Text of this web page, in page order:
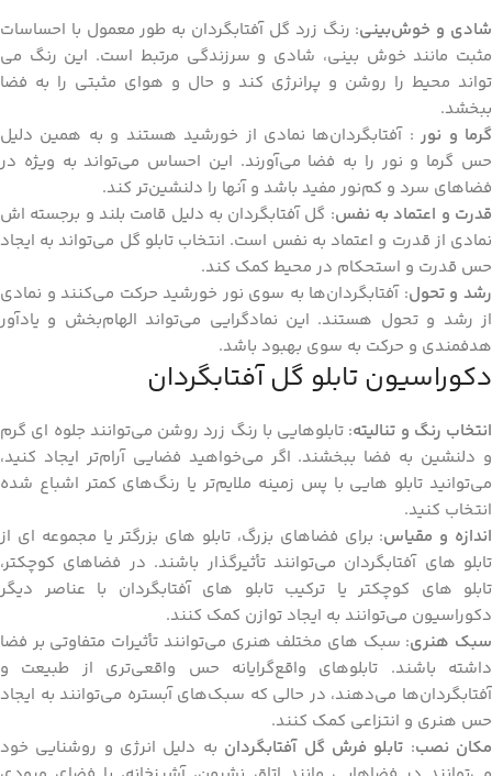
شادی و خوش‌بینی: رنگ زرد گل آفتابگردان به‌ طور معمول با احساسات
مثبت مانند خوش‌ بینی، شادی و سرزندگی مرتبط است. این رنگ می‌
تواند محیط را روشن و پرانرژی کند و حال و هوای مثبتی را به فضا
ببخشد.
گرما و نور : آفتابگردان‌ها نمادی از خورشید هستند و به همین دلیل
حس گرما و نور را به فضا می‌آورند. این احساس می‌تواند به ویژه در
فضاهای سرد و کم‌نور مفید باشد و آنها را دلنشین‌تر کند.
قدرت و اعتماد به نفس: گل آفتابگردان به دلیل قامت بلند و برجسته‌ اش
نمادی از قدرت و اعتماد به نفس است. انتخاب تابلو گل می‌تواند به ایجاد
حس قدرت و استحکام در محیط کمک کند.
رشد و تحول: آفتابگردان‌ها به سوی نور خورشید حرکت می‌کنند و نمادی
از رشد و تحول هستند. این نمادگرایی می‌تواند الهام‌بخش و یادآور
هدفمندی و حرکت به سوی بهبود باشد.
دکوراسیون تابلو گل آفتابگردان
انتخاب رنگ و تنالیته: تابلوهایی با رنگ زرد روشن می‌توانند جلوه‌ ای گرم
و دلنشین به فضا ببخشند. اگر می‌خواهید فضایی آرام‌تر ایجاد کنید،
می‌توانید تابلو هایی با پس‌ زمینه ملایم‌تر یا رنگ‌های کمتر اشباع شده
انتخاب کنید.
اندازه و مقیاس: برای فضاهای بزرگ، تابلو های بزرگتر یا مجموعه ‌ای از
تابلو های آفتابگردان می‌توانند تأثیرگذار باشند. در فضاهای کوچکتر،
تابلو های کوچکتر یا ترکیب تابلو های آفتابگردان با عناصر دیگر
دکوراسیون می‌توانند به ایجاد توازن کمک کنند.
سبک هنری: سبک‌ های مختلف هنری می‌توانند تأثیرات متفاوتی بر فضا
داشته باشند. تابلوهای واقع‌گرایانه حس واقعی‌تری از طبیعت و
آفتابگردان‌ها می‌دهند، در حالی که سبک‌های آبستره می‌توانند به ایجاد
حس هنری و انتزاعی کمک کنند.
مکان نصب: تابلو فرش گل آفتابگردان به دلیل انرژی و روشنایی خود